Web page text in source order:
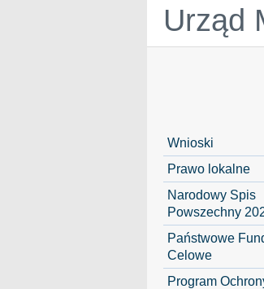
Urząd
Wnioski
Prawo lokalne
Narodowy Spis
Powszechny
Państwowe
Celowe
Program